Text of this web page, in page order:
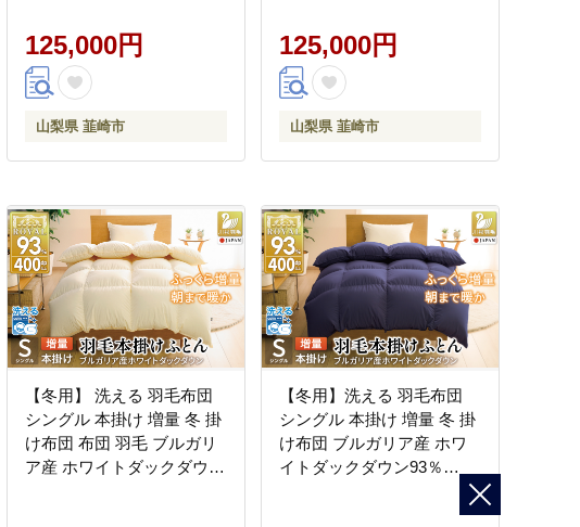
ドリー ブルガリア産 掛け
布団 ダウンかけ布団 ふと
ん 羽毛ふとん 本掛け布団 5
ル
125,000円
山梨県 韮崎市
ドリー ブルガリア産 掛け
布団 ダウンかけ布団 ふと
ん 羽毛ふとん 本掛け布団 5
ル
125,000円
山梨県 韮崎市
【冬用】 洗える 羽毛布団
シングル 本掛け 増量 冬 掛
け布団 布団 羽毛 ブルガリ
ア産 ホワイトダックダウン
【冬用】洗える 羽毛布団
シングル 本掛け 増量 冬 掛
け布団 ブルガリア産 ホワ
イトダックダウン93％
1.2kg 400dp ネイビー 無地
羽毛 布団 羽毛ふとん 本掛